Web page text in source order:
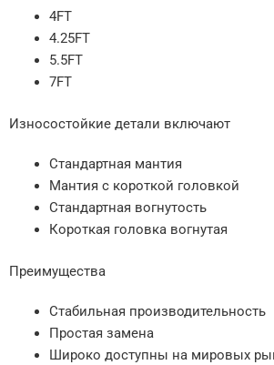
4FT
4.25FT
5.5FT
7FT
Износостойкие детали включают
Стандартная мантия
Мантия с короткой головкой
Стандартная вогнутость
Короткая головка вогнутая
Преимущества
Стабильная производительность
Простая замена
Широко доступны на мировых